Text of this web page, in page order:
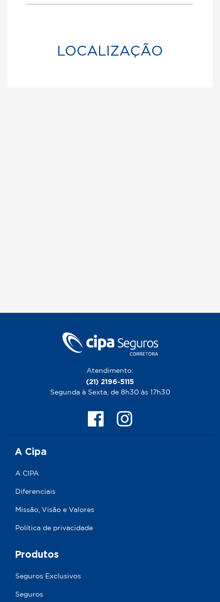
LOCALIZAÇÃO
Atendimento:
(21) 2196-5115
Segunda à Sexta, de 8h30 às 17h30
A Cipa
A CIPA
Diferenciais
Missão, Visão e Valores
Política de privacidade
Produtos
Seguros Exclusivos
Seguros